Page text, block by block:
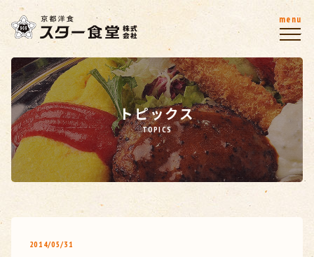
menu
トピックス
TOPICS
2014/05/31